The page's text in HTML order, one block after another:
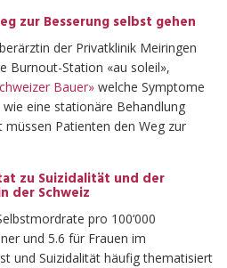
zur Besserung selbst gehen
der Privatklinik Meiringen
Burnout-Station «au soleil»,
Bauer» welche Symptome
eine stationäre Behandlung
Patienten den Weg zur
zu Suizidalität und der
der Schweiz
pro 100‘000
und 5.6 für Frauen im
und Suizidalität häufig thematisiert